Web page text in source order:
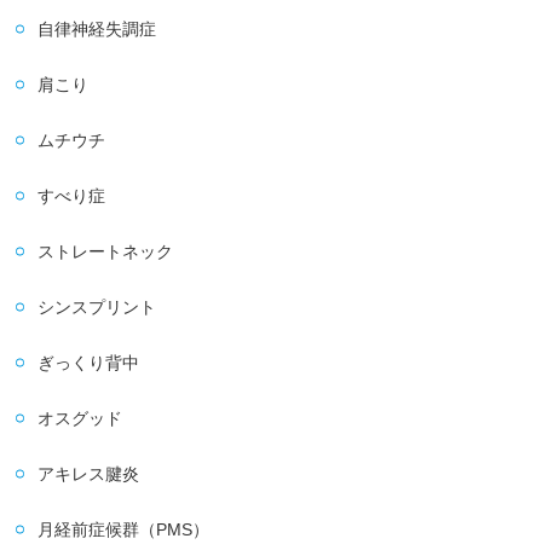
自律神経失調症
肩こり
ムチウチ
すべり症
ストレートネック
シンスプリント
ぎっくり背中
オスグッド
アキレス腱炎
月経前症候群（PMS）